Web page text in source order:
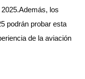
los
podrán probar esta
de la aviación